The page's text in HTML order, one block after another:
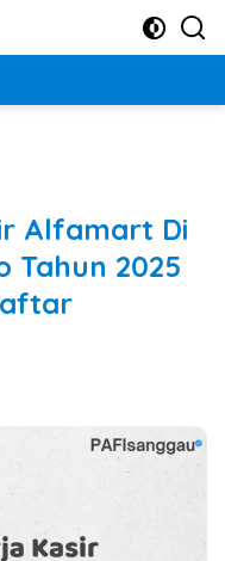
Alfamart Di
Tahun 2025